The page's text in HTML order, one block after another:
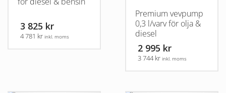
3 825 kr
4 781 kr inkl. moms
Premium vevpump
0,3 l/varv för olja &
diesel
2 995 kr
3 744 kr inkl. moms